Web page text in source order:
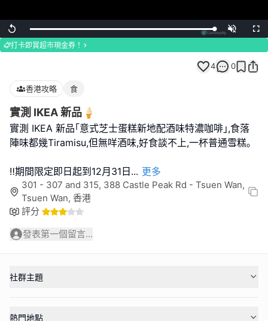
Replay Loaded:
100.00%
Unmute
打卡即賞超市現金券！
4 0
香港攻略 食
實測 IKEA 新品🍦
實測 IKEA 新品｢意式芝士蛋糕新地配酒味特濃咖啡｣,食落
陣味都幾Tiramisu,但無咩酒味,好食談不上,一杯普通雪糕｡
‼️期間限定即日起到12月31日 ... 更多
301 - 307 and 315, 388 Castle Peak Rd - Tsuen Wan,
Tsuen Wan, 香港
評分
發表第一個留言...
社群主題
熱門地點